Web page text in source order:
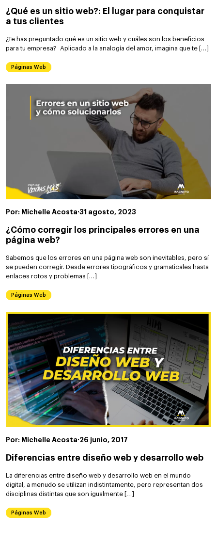
¿Qué es un sitio web?: El lugar para conquistar
a tus clientes
¿Te has preguntado qué es un sitio web y cuáles son los beneficios
para tu empresa? Aplicado a la analogía del amor, imagina que te […]
Páginas Web
Por: Michelle Acosta·31 agosto, 2023
¿Cómo corregir los principales errores en una
página web?
Sabemos que los errores en una página web son inevitables, pero sí
se pueden corregir. Desde errores tipográficos y gramaticales hasta
enlaces rotos y problemas […]
Páginas Web
Por: Michelle Acosta·26 junio, 2017
Diferencias entre diseño web y desarrollo web
La diferencias entre diseño web y desarrollo web en el mundo
digital, a menudo se utilizan indistintamente, pero representan dos
disciplinas distintas que son igualmente […]
Páginas Web